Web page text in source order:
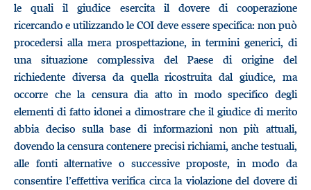
le quali il giudice esercita il dovere di cooperazione
ricercando e utilizzando le COI deve essere specifica: non può
procedersi alla mera prospettazione, in termini generici, di
una situazione complessiva del Paese di origine del
richiedente diversa da quella ricostruita dal giudice, ma
occorre che la censura dia atto in modo specifico degli
elementi di fatto idonei a dimostrare che il giudice di merito
abbia deciso sulla base di informazioni non più attuali,
dovendo la censura contenere precisi richiami, anche testuali,
alle fonti alternative o successive proposte, in modo da
consentire l’effettiva verifica circa la violazione del dovere di